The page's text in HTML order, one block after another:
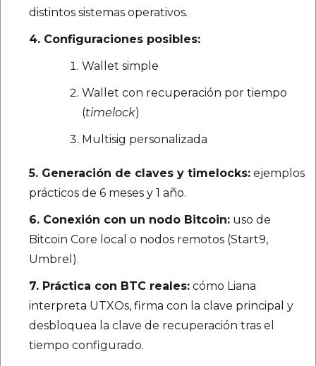
distintos sistemas operativos.
4. Configuraciones posibles:
Wallet simple
Wallet con recuperación por tiempo
(timelock)
Multisig personalizada
5. Generación de claves y timelocks: ejemplos
prácticos de 6 meses y 1 año.
6. Conexión con un nodo Bitcoin: uso de
Bitcoin Core local o nodos remotos (Start9,
Umbrel).
7. Práctica con BTC reales: cómo Liana
interpreta UTXOs, firma con la clave principal y
desbloquea la clave de recuperación tras el
tiempo configurado.